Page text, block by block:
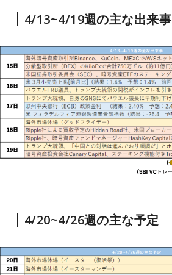
4/13~4/19週の主な出来事
4/20~4/26週の主な予定